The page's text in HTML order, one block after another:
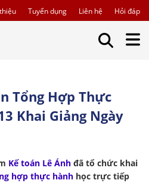
Tuyển dụng Liên hệ Hỏi đáp
Tổng Hợp Thực
Khai Giảng Ngày
Kế toán Lê Ánh đã tổ chức khai
hợp thực hành học trực tiếp